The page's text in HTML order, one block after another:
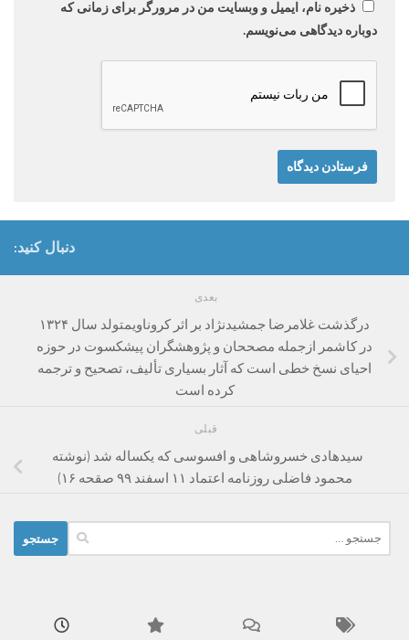
ذخیره نام، ایمیل و وبسایت من در مرورگر برای زمانی که
دوباره دیدگاهی می‌نویسم.
دنبال کنید:
بعدی
درگذشت غلامرضا جمشیدنژاد بر اثر کروناویمتولد سال ۱۳۲۴
در کاشمر ازجمله مصححان و پژوهشگران پیشکسوت در حوزه
احیای نسخ خطی است که آثار بسیاری تألیف، تصحیح و ترجمه
کرده است
قبلی
سیدهادی خسروشاهی و افسوسی که یکساله شد (نوشته
محمود فاضلی روزنامه اعتماد ۱۱ اسفند ۹۹ صقحه ۱۶)
برای: